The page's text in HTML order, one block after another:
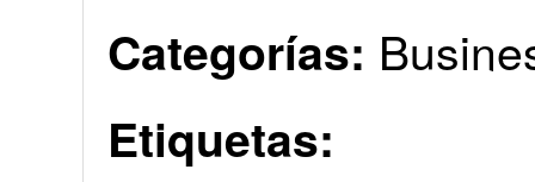
Categorías:
Etiquetas: